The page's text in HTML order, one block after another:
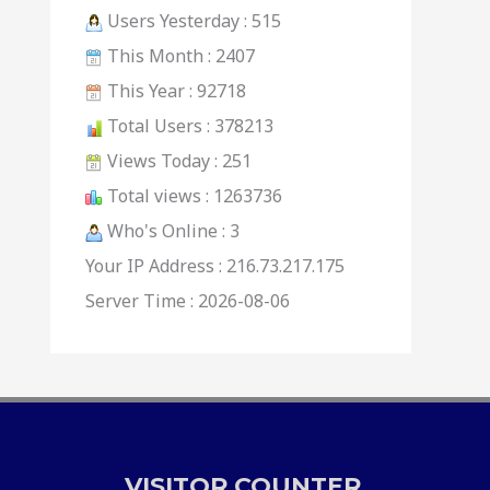
Users Yesterday : 515
This Month : 2407
This Year : 92718
Total Users : 378213
Views Today : 251
Total views : 1263736
Who's Online : 3
Your IP Address : 216.73.217.175
Server Time : 2026-08-06